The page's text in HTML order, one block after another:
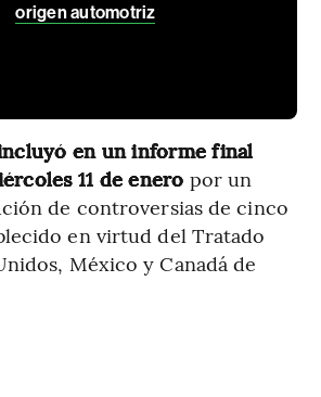
origen automotriz
en un informe final
11 de enero por un
de controversias de cinco
en virtud del Tratado
México y Canadá de